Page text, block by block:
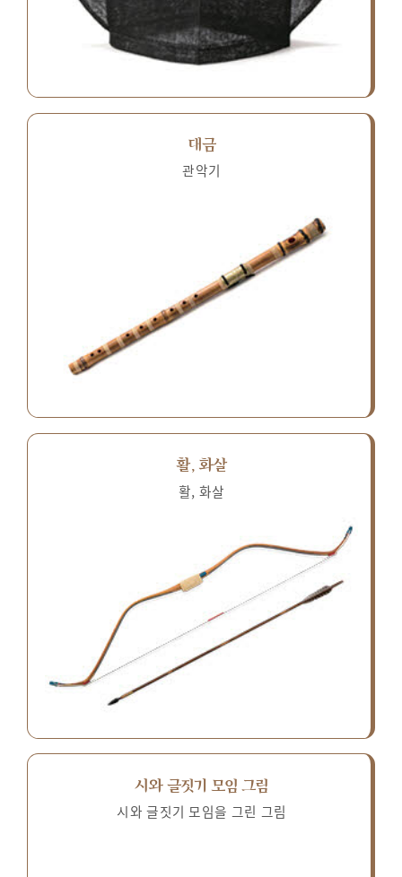
대금
관악기
활, 화살
활, 화살
시와 글짓기 모임 그림
시와 글짓기 모임을 그린 그림